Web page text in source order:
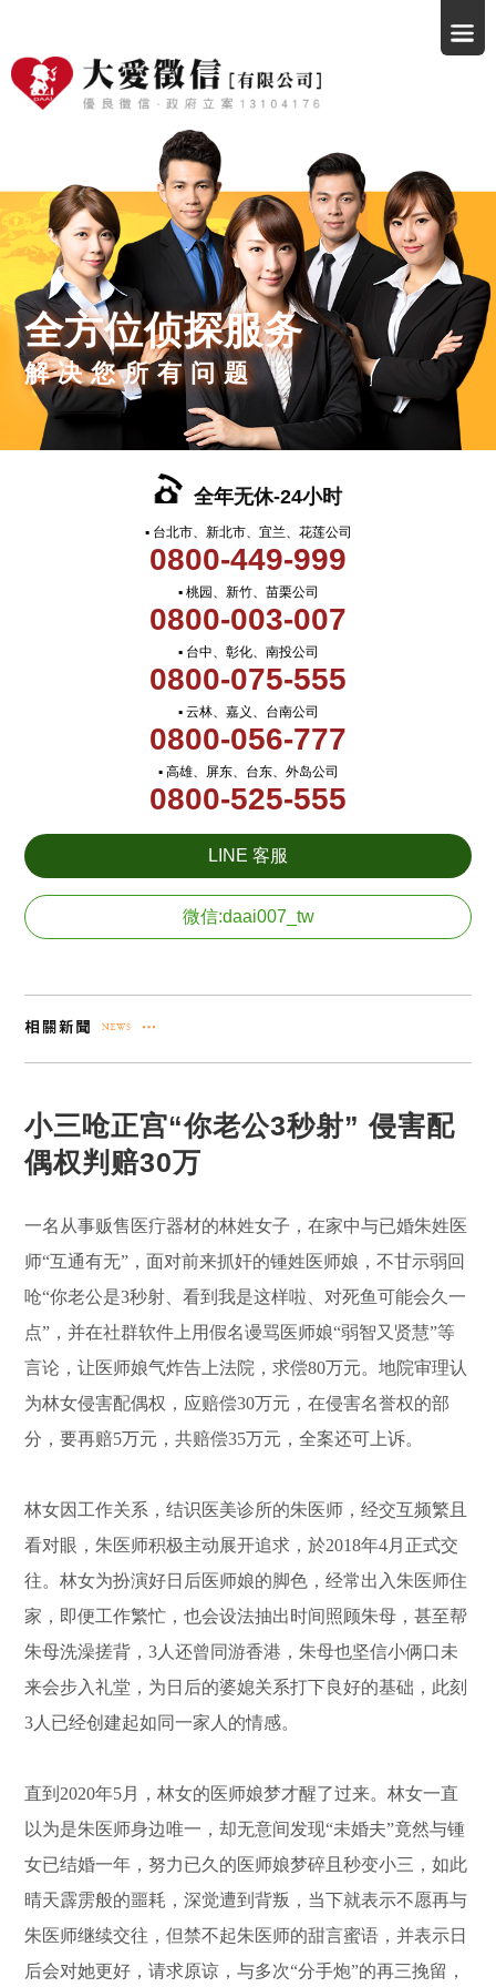
全方位侦探服务
解决您所有问题
全年无休-24小时
▪ 台北市、新北市、宜兰、花莲公司
0800-449-999
▪ 桃园、新竹、苗栗公司
0800-003-007
▪ 台中、彰化、南投公司
0800-075-555
▪ 云林、嘉义、台南公司
0800-056-777
▪ 高雄、屏东、台东、外岛公司
0800-525-555
LINE 客服
微信:daai007_tw
小三呛正宫“你老公3秒射” 侵害配
偶权判赔30万
一名从事贩售医疔器材的林姓女子，在家中与已婚朱姓医
师“互通有无”，面对前来抓奸的锺姓医师娘，不甘示弱回
呛“你老公是3秒射、看到我是这样啦、对死鱼可能会久一
点”，并在社群软件上用假名谩骂医师娘“弱智又贤慧”等
言论，让医师娘气炸告上法院，求偿80万元。地院审理认
为林女侵害配偶权，应赔偿30万元，在侵害名誉权的部
分，要再赔5万元，共赔偿35万元，全案还可上诉。
林女因工作关系，结识医美诊所的朱医师，经交互频繁且
看对眼，朱医师积极主动展开追求，於2018年4月正式交
往。林女为扮演好日后医师娘的脚色，经常出入朱医师住
家，即便工作繁忙，也会设法抽出时间照顾朱母，甚至帮
朱母洗澡搓背，3人还曾同游香港，朱母也坚信小俩口未
来会步入礼堂，为日后的婆媳关系打下良好的基础，此刻
3人已经创建起如同一家人的情感。
直到2020年5月，林女的医师娘梦才醒了过来。林女一直
以为是朱医师身边唯一，却无意间发现“未婚夫”竟然与锺
女已结婚一年，努力已久的医师娘梦碎且秒变小三，如此
晴天霹雳般的噩耗，深觉遭到背叛，当下就表示不愿再与
朱医师继续交往，但禁不起朱医师的甜言蜜语，并表示日
后会对她更好，请求原谅，与多次“分手炮”的再三挽留，